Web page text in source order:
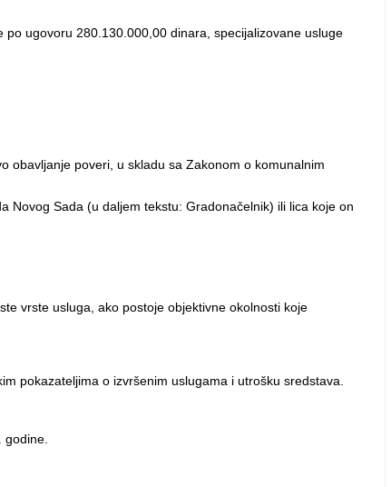
ugovoru 280.130.000,00 dinara, specijalizovane usluge
obavljanje poveri, u skladu sa Zakonom o komunalnim
Novog Sada (u daljem tekstu: Gradonačelnik) ili lica koje on
vrste usluga, ako postoje objektivne okolnosti koje
pokazateljima o izvršenim uslugama i utrošku sredstava.